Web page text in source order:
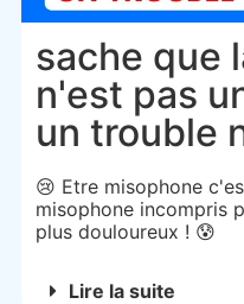
sache que
n'est pas
un trouble
😢 Etre misophone
misophone incompris
plus douloureux ! 😰
Lire la suite